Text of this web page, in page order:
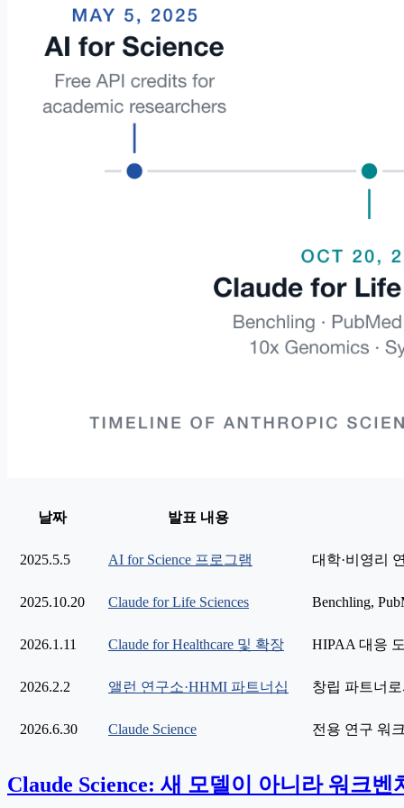
날짜 발표 내용
2025.5.5 AI for Science 프로그램 대학·비영리
2025.10.20 Claude for Life Sciences Benchling,
2026.1.11 Claude for Healthcare 및 확장 HIPAA 대응
2026.2.2 앨런 연구소·HHMI 파트너십 창립 파트너
2026.6.30 Claude Science 전용 연구 워
Claude Science: 새 모델이 아니라 워크벤